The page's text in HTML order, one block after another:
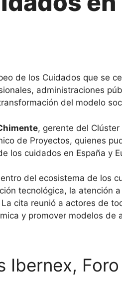
de los Cuidados que se
administraciones
del modelo
, gerente del Clúster
de Proyectos, quienes
los cuidados en España y
del ecosistema de los
tecnológica, la atención
cita reunió a actores de
y promover modelos de